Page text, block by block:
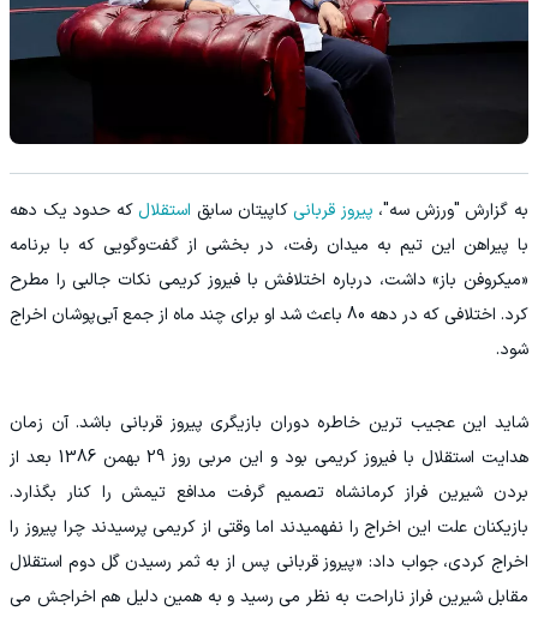
به گزارش "ورزش سه"، پیروز قربانی کاپیتان سابق استقلال که حدود یک دهه
با پیراهن این تیم به میدان رفت، در بخشی از گفت‌‌وگویی که با برنامه
«میکروفن باز» داشت، درباره اختلافش با فیروز کریمی نکات جالبی را مطرح
کرد. اختلافی که در دهه 80 باعث شد او برای چند ماه از جمع آبی‌پوشان اخراج
شود.
شاید این عجیب ترین خاطره دوران بازیگری پیروز قربانی باشد. آن زمان
هدایت استقلال با فیروز کریمی بود و این مربی روز 29 بهمن 1386 بعد از
بردن شیرین فراز کرمانشاه تصمیم گرفت مدافع تیمش را کنار بگذارد.
بازیکنان علت این اخراج را نفهمیدند اما وقتی از کریمی پرسیدند چرا پیروز را
اخراج کردی، جواب داد: «پيروز قرباني پس از به ثمر رسيدن گل دوم استقلال
مقابل شيرين فراز ناراحت به نظر مي رسيد و به همين دليل هم اخراجش مي